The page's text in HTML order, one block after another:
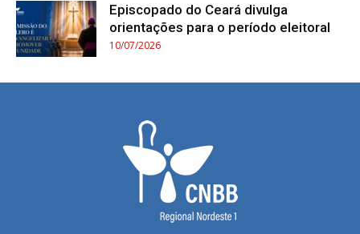
Episcopado do Ceará divulga
orientações para o período eleitoral
10/07/2026